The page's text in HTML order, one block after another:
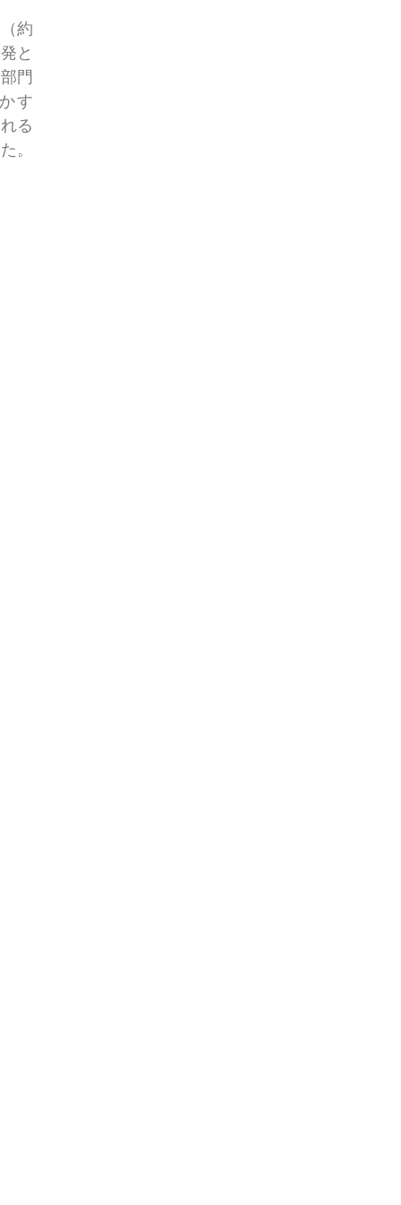
約
と
門
す
る
。